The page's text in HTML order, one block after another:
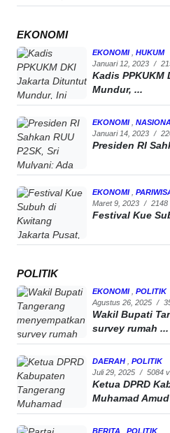
EKONOMI
EKONOMI
HUKUM
Januari 12, 2023 /
Kadis PPKUKM
Mundur, ...
EKONOMI
Januari 14, 2023 /
Presiden RI
EKONOMI
Maret 9, 2023 / 2148
Festival Kue
POLITIK
EKONOMI
POLITIK
Agustus 26, 2025 /
Wakil Bupati
survey rumah ...
DAERAH
POLITIK
Juli 29, 2025 / 5084
Ketua DPRD
Muhamad Amud
BERITA POLITIK